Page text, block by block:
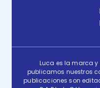
Luca es la marca
publicamos nuestros
publicaciones son